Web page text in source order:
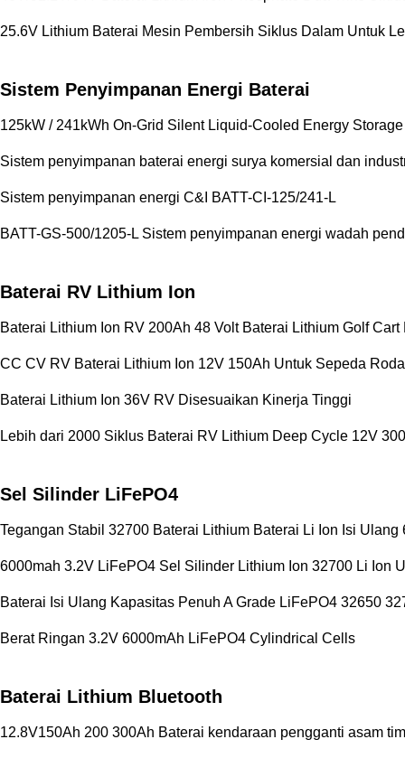
25.6V Lithium Baterai Mesin Pembersih Siklus Dalam Untuk
Sistem Penyimpanan Energi Baterai
125kW / 241kWh On-Grid Silent Liquid-Cooled Energy
Sistem penyimpanan baterai energi surya komersial dan
Sistem penyimpanan energi C&I BATT-CI-125/241-L
BATT-GS-500/1205-L Sistem penyimpanan energi wadah
Baterai RV Lithium Ion
Baterai Lithium Ion RV 200Ah 48 Volt Baterai Lithium Golf
CC CV RV Baterai Lithium Ion 12V 150Ah Untuk Sepeda
Baterai Lithium Ion 36V RV Disesuaikan Kinerja Tinggi
Lebih dari 2000 Siklus Baterai RV Lithium Deep Cycle 12V
Sel Silinder LiFePO4
Tegangan Stabil 32700 Baterai Lithium Baterai Li Ion Isi Ulang
6000mah 3.2V LiFePO4 Sel Silinder Lithium Ion 32700 Li Ion
Baterai Isi Ulang Kapasitas Penuh A Grade LiFePO4 32650
Berat Ringan 3.2V 6000mAh LiFePO4 Cylindrical Cells
Baterai Lithium Bluetooth
12.8V150Ah 200 300Ah Baterai kendaraan pengganti asam